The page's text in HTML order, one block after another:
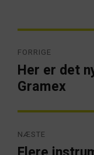
FORRIGE
Forrige
artikel:
Her er det
Gramex
NÆSTE
Næste